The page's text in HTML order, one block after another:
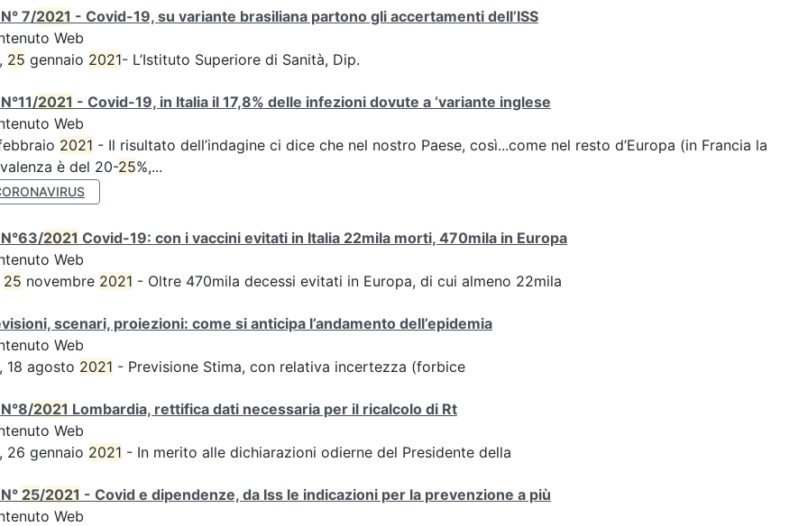
7/2021 - Covid-19, su variante brasiliana partono gli accertamenti dell’ISS
Web
25 gennaio 2021- L’Istituto Superiore di Sanità, Dip.
2021 - Covid-19, in Italia il 17,8% delle infezioni dovute a ‘variante inglese
Web
2021 - Il risultato dell’indagine ci dice che nel nostro Paese, così...come nel resto d’Europa (in Francia la
è del 20-25%,...
2021 Covid-19: con i vaccini evitati in Italia 22mila morti, 470mila in Europa
Web
25 novembre 2021 - Oltre 470mila decessi evitati in Europa, di cui almeno 22mila
scenari, proiezioni: come si anticipa l’andamento dell’epidemia
Web
18 agosto 2021 - Previsione Stima, con relativa incertezza (forbice
2021 Lombardia, rettifica dati necessaria per il ricalcolo di Rt
Web
26 gennaio 2021 - In merito alle dichiarazioni odierne del Presidente della
25/2021 - Covid e dipendenze, da Iss le indicazioni per la prevenzione a più
Web